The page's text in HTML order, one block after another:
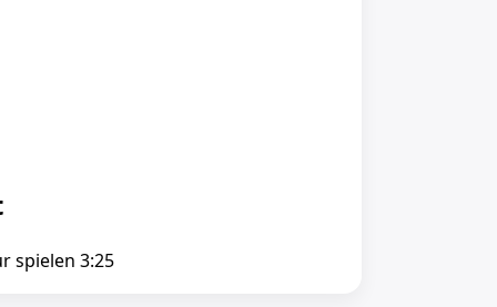
spielen 3:25